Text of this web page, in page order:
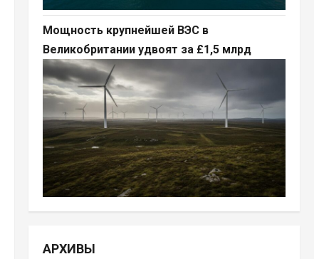
Мощность крупнейшей ВЭС в
Великобритании удвоят за £1,5 млрд
АРХИВЫ